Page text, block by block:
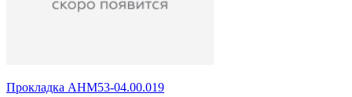
Прокладка АНМ53-04.00.019